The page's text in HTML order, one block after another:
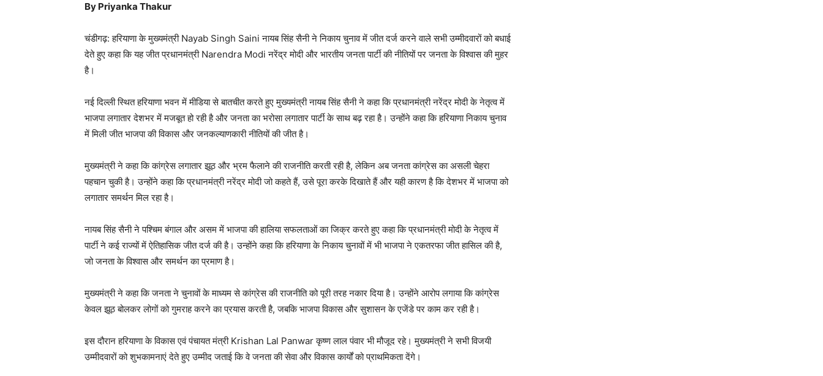
By Priyanka Thakur
चंडीगढ़: हरियाणा के मुख्यमंत्री Nayab Singh Saini नायब सिंह सैनी ने निकाय चुनाव में जीत दर्ज करने वाले सभी उम्मीदवारों को बधाई
देते हुए कहा कि यह जीत प्रधानमंत्री Narendra Modi नरेंद्र मोदी और भारतीय जनता पार्टी की नीतियों पर जनता के विश्वास की मुहर
है।
नई दिल्ली स्थित हरियाणा भवन में मीडिया से बातचीत करते हुए मुख्यमंत्री नायब सिंह सैनी ने कहा कि प्रधानमंत्री नरेंद्र मोदी के नेतृत्व में
भाजपा लगातार देशभर में मजबूत हो रही है और जनता का भरोसा लगातार पार्टी के साथ बढ़ रहा है। उन्होंने कहा कि हरियाणा निकाय चुनाव
में मिली जीत भाजपा की विकास और जनकल्याणकारी नीतियों की जीत है।
मुख्यमंत्री ने कहा कि कांग्रेस लगातार झूठ और भ्रम फैलाने की राजनीति करती रही है, लेकिन अब जनता कांग्रेस का असली चेहरा
पहचान चुकी है। उन्होंने कहा कि प्रधानमंत्री नरेंद्र मोदी जो कहते हैं, उसे पूरा करके दिखाते हैं और यही कारण है कि देशभर में भाजपा को
लगातार समर्थन मिल रहा है।
नायब सिंह सैनी ने पश्चिम बंगाल और असम में भाजपा की हालिया सफलताओं का जिक्र करते हुए कहा कि प्रधानमंत्री मोदी के नेतृत्व में
पार्टी ने कई राज्यों में ऐतिहासिक जीत दर्ज की है। उन्होंने कहा कि हरियाणा के निकाय चुनावों में भी भाजपा ने एकतरफा जीत हासिल की है,
जो जनता के विश्वास और समर्थन का प्रमाण है।
मुख्यमंत्री ने कहा कि जनता ने चुनावों के माध्यम से कांग्रेस की राजनीति को पूरी तरह नकार दिया है। उन्होंने आरोप लगाया कि कांग्रेस
केवल झूठ बोलकर लोगों को गुमराह करने का प्रयास करती है, जबकि भाजपा विकास और सुशासन के एजेंडे पर काम कर रही है।
इस दौरान हरियाणा के विकास एवं पंचायत मंत्री Krishan Lal Panwarकृष्ण लाल पंवार भी मौजूद रहे। मुख्यमंत्री ने सभी विजयी
उम्मीदवारों को शुभकामनाएं देते हुए उम्मीद जताई कि वे जनता की सेवा और विकास कार्यों को प्राथमिकता देंगे।